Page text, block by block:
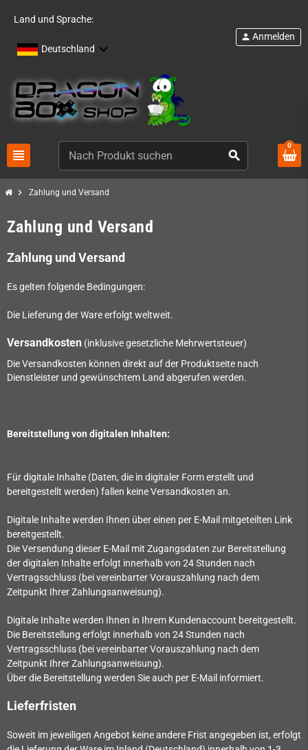
Land und Sprache:
Deutschland
view_headline search
person Anmelden
0
chevron_right Zahlung und Versand
Zahlung und Versand
Zahlung und Versand
Es gelten folgende Bedingungen:
Die Lieferung der Ware erfolgt weltweit.
Versandkosten (inklusive gesetzliche Mehrwertsteuer)
Die Versandkosten können direkt auf der Produktseite nach
Dienstleister und gewünschtem Land abgerufen werden.
Bereitstellung von digitalen Inhalten:
Für digitale Inhalte (Daten, die in digitaler Form erstellt und
bereitgestellt werden) fallen keine Versandkosten an.
Digitale Inhalte werden Ihnen über einen per E-Mail mitgeteilten Link
bereitgestellt.
Die Versendung dieser E-Mail mit Zugangsdaten zur Bereitstellung
der digitalen Inhalte erfolgt innerhalb von 24Stunden nach
Vertragsschluss (bei vereinbarter Vorauszahlung nach dem
Zeitpunkt Ihrer Zahlungsanweisung).
Digitale Inhalte werden Ihnen in Ihrem Kundenaccount bereitgestellt.
Die Bereitstellung erfolgt innerhalb von 24Stunden nach
Vertragsschluss (bei vereinbarter Vorauszahlung nach dem
Zeitpunkt Ihrer Zahlungsanweisung).
Über die Bereitstellung werden Sie auch per E-Mail informiert.
Lieferfristen
Soweit im jeweiligen Angebot keine andere Frist angegeben ist, erfolgt